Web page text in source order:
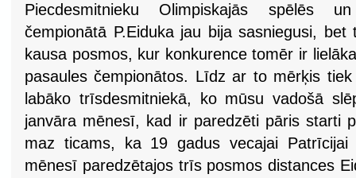
Piecdesmitnieku Olimpiskajās spēlēs
čempionātā P.Eiduka jau bija sasniegusi,
kausa posmos, kur konkurence tomēr ir
pasaules čempionātos. Līdz ar to mērķis
labāko trīsdesmitniekā, ko mūsu vadošā
janvāra mēnesī, kad ir paredzēti pāris starti
maz ticams, ka 19 gadus vecajai
mēnesī paredzētajos trīs posmos distances